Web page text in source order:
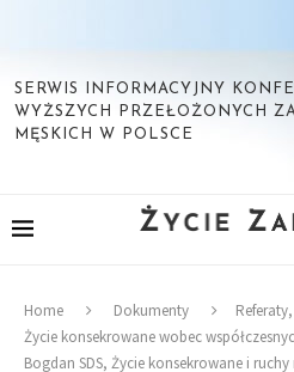
SERWIS INFORMACYJNY
WYŻSZYCH PRZEŁOŻONYCH
MĘSKICH W POLSCE
Home Dokumenty
Życie konsekrowane wobec
Bogdan SDS, Życie konsekrowane i